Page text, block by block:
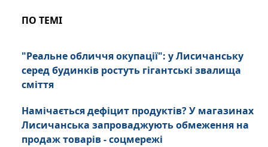
ПО ТЕМІ
"Реальне обличчя окупації": у Лисичанську
серед будинків ростуть гігантські звалища
сміття
Намічається дефіцит продуктів? У магазинах
Лисичанська запроваджують обмеження на
продаж товарів - соцмережі